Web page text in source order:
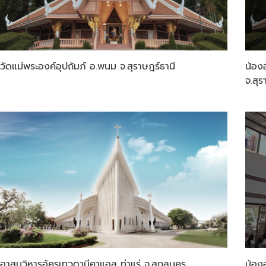
วัดแม่พระองค์อุปถัมภ์ อ.พนม จ.สุราษฎร์ธานี
น้อง
จ.สุ